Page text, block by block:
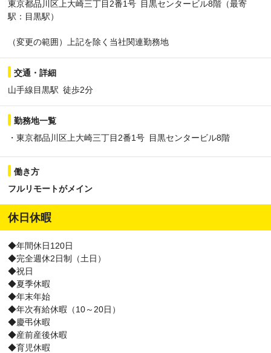
東京都品川区上大崎三丁目2番1号 目黒センタービル8階（最寄
駅：目黒駅）
（変更の範囲）上記を除く当社関連勤務地
交通・詳細
山手線目黒駅 徒歩2分
勤務地一覧
・東京都品川区上大崎三丁目2番1号 目黒センタービル8階
働き方
フルリモートがメイン
休日休暇
◆年間休日120日
◆完全週休2日制（土日）
◆祝日
◆夏季休暇
◆年末年始
◆年次有給休暇（10～20日）
◆慶弔休暇
◆産前産後休暇
◆育児休暇